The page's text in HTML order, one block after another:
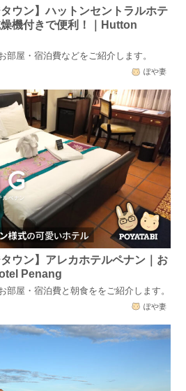
ウン】ハットンセントラルホテ
機付きで便利！｜Hutton
部屋・宿泊費などをご紹介します。
ぽや妻
ウン】アレカホテルペナン｜お
Penang
部屋・宿泊費と朝食ををご紹介します。
ぽや妻